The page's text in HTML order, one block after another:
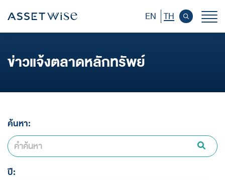
EN TH
หน้าหลักนักลงทุนสัมพันธ์
ข้อมูลราคาหลักทรัพย์
ข้อมูลผู้ถือหุ้น
การกำกับดูแลกิจการ
ข่าวแจ้งตลาดหลักทรัพย์
ค้นหา:
ปี: